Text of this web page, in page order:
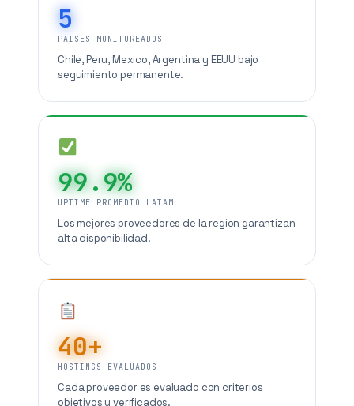
5
PAISES MONITOREADOS
Chile, Peru, Mexico, Argentina y EEUU bajo
seguimiento permanente.
99.9%
UPTIME PROMEDIO LATAM
Los mejores proveedores de la region garantizan
alta disponibilidad.
40+
HOSTINGS EVALUADOS
Cada proveedor es evaluado con criterios
objetivos y verificados.